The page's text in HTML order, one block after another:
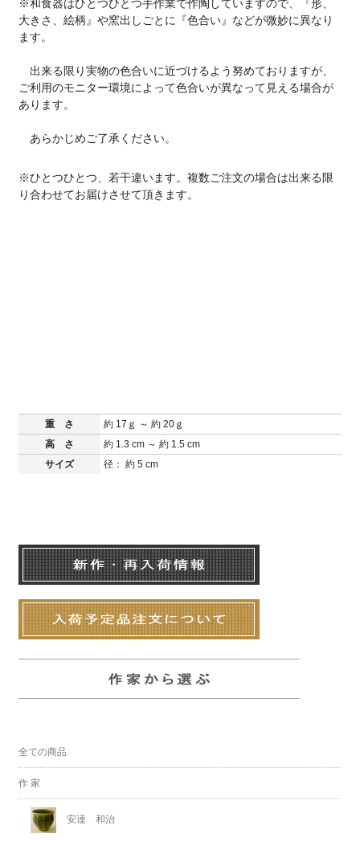
※和食器はひとつひとつ手作業で作陶していますので、『形、
大きさ、絵柄』や窯出しごとに『色合い』などが微妙に異なり
ます。
出来る限り実物の色合いに近づけるよう努めておりますが、
ご利用のモニター環境によって色合いが異なって見える場合が
あります。
あらかじめご了承ください。
※ひとつひとつ、若干違います。複数ご注文の場合は出来る限
り合わせてお届けさせて頂きます。
重 さ
約 17ｇ ～ 約 20ｇ
高 さ
約 1.3 cm ～ 約 1.5 cm
サイズ
径： 約 5 cm
全ての商品
作 家
安達 和治